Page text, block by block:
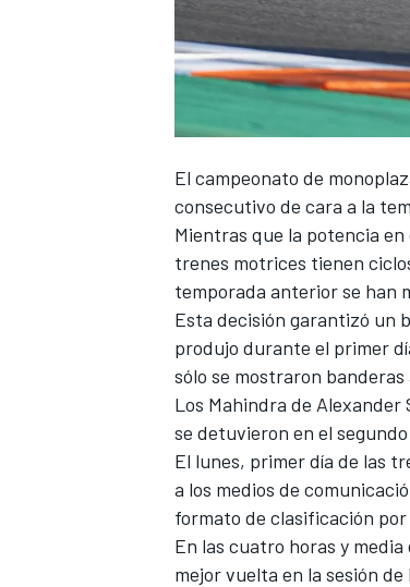
El campeonato de
consecutivo de cara a la
Mientras que la potencia
trenes motrices tienen
temporada anterior se han
Esta decisión garantizó un
produjo durante el primer
sólo se mostraron
Los Mahindra de Alexander
se detuvieron en el
El lunes, primer día de las
a los medios de
formato de clasificación
En las cuatro horas y
mejor vuelta en la sesión